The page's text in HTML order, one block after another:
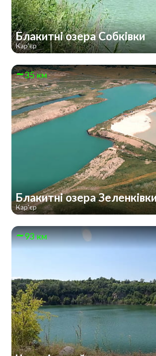
Блакитні озера Собківки
Кар'єр
35 км
Блакитні озера
Кар'єр
93 км